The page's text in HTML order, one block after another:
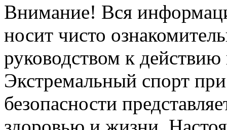
Внимание! Вся
носит чисто
руководством к
Экстремальный спорт
безопасности